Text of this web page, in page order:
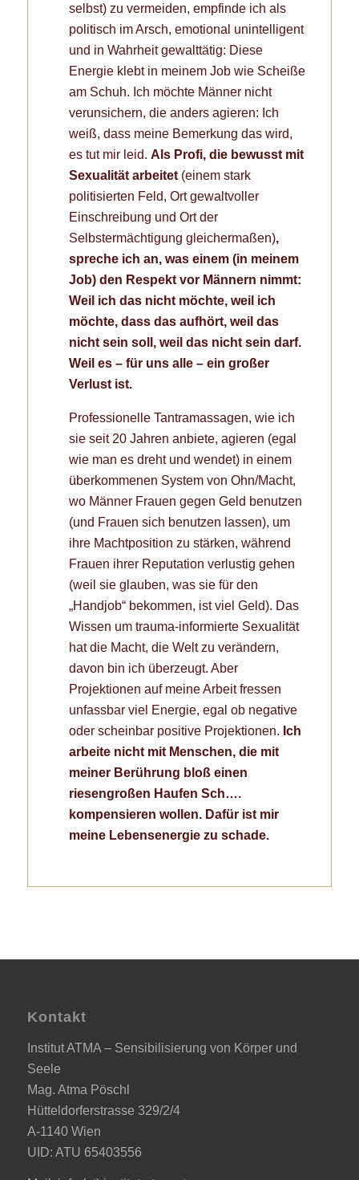
selbst) zu vermeiden, empfinde ich als
politisch im Arsch, emotional unintelligent
und in Wahrheit gewalttätig: Diese
Energie klebt in meinem Job wie Scheiße
am Schuh. Ich möchte Männer nicht
verunsichern, die anders agieren: Ich
weiß, dass meine Bemerkung das wird,
es tut mir leid. Als Profi, die bewusst mit
Sexualität arbeitet(einem stark
politisierten Feld, Ort gewaltvoller
Einschreibung und Ort der
Selbstermächtigung gleichermaßen),
spreche ich an, was einem (in meinem
Job) den Respekt vor Männern nimmt:
Weil ich das nicht möchte, weil ich
möchte, dass das aufhört, weil das
nicht sein soll, weil das nicht sein darf.
Weil es – für uns alle – ein großer
Verlust ist.
Professionelle Tantramassagen, wie ich
sie seit 20 Jahren anbiete, agieren (egal
wie man es dreht und wendet) in einem
überkommenen System von Ohn/Macht,
wo Männer Frauen gegen Geld benutzen
(und Frauen sich benutzen lassen), um
ihre Machtposition zu stärken, während
Frauen ihrer Reputation verlustig gehen
(weil sie glauben, was sie für den
„Handjob“ bekommen, ist viel Geld). Das
Wissen um trauma-informierte Sexualität
hat die Macht, die Welt zu verändern,
davon bin ich überzeugt. Aber
Projektionen auf meine Arbeit fressen
unfassbar viel Energie, egal ob negative
oder scheinbar positive Projektionen. Ich
arbeite nicht mit Menschen, die mit
meiner Berührung bloß einen
riesengroßen Haufen Sch….
kompensieren wollen. Dafür ist mir
meine Lebensenergie zu schade.
Kontakt
Institut ATMA – Sensibilisierung von Körper und
Seele
Mag. Atma Pöschl
Hütteldorferstrasse 329/2/4
A-1140 Wien
UID: ATU 65403556